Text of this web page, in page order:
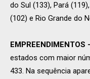
do Sul (133), Pará
(102) e Rio Grande do
EMPREENDIMENTOS
estados com maior
433. Na sequência